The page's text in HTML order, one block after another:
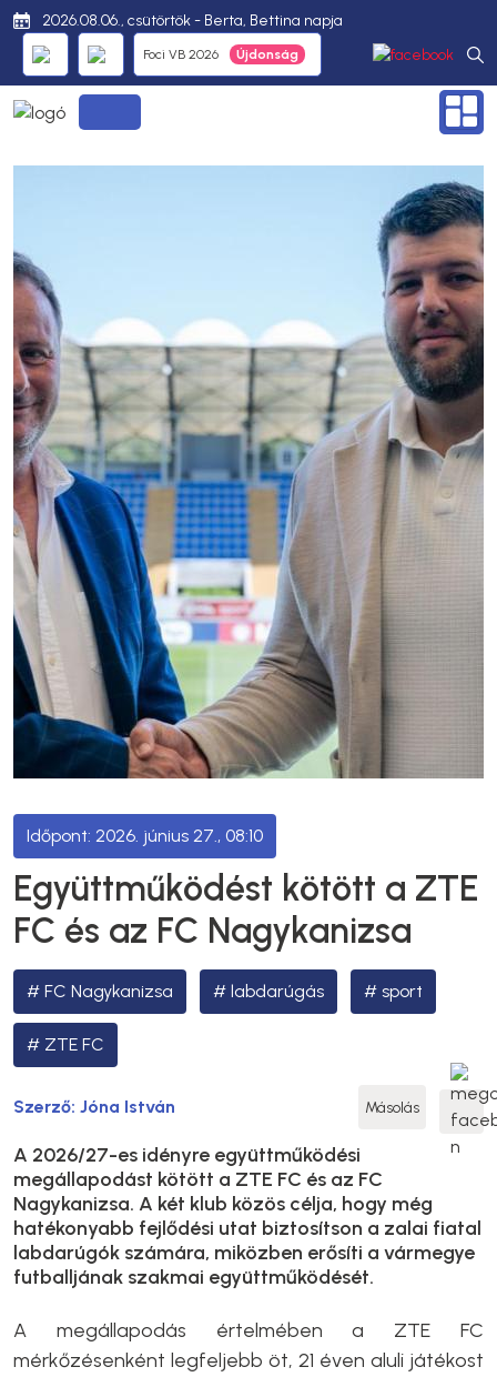
2026.08.06., csütörtök - Berta, Bettina napja
Foci VB 2026
2026. június 27., 08:10
Együttműködést kötött a ZTE
FC és az FC Nagykanizsa
FC Nagykanizsa labdarúgás sport
ZTE FC
Szerző: Jóna István Másolás
A 2026/27-es idényre együttműködési
megállapodást kötött a ZTE FC és az FC
Nagykanizsa. A két klub közös célja, hogy még
hatékonyabb fejlődési utat biztosítson a zalai fiatal
labdarúgók számára, miközben erősíti a vármegye
futballjának szakmai együttműködését.
A megállapodás értelmében a ZTE FC
mérkőzésenként legfeljebb öt, 21 éven aluli játékost